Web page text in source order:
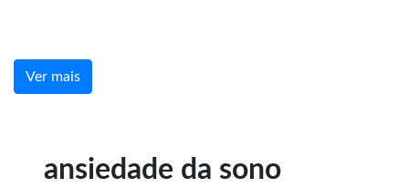
Ver mais
ansiedade da sono